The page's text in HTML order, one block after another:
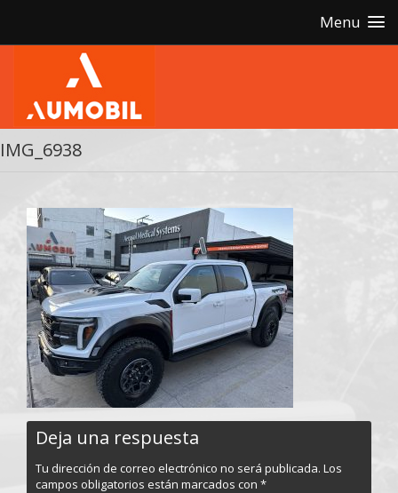
Menu
IMG_6938
Deja una respuesta
Tu dirección de correo electrónico no será publicada. Los
campos obligatorios están marcados con *